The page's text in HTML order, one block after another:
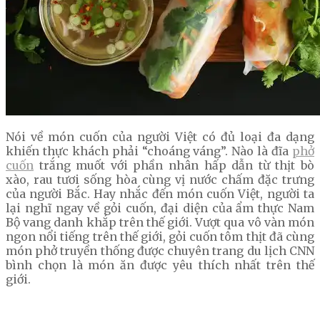
Nói về món cuốn của người Việt có đủ loại đa dạng
khiến thực khách phải “choáng váng”. Nào là đĩa phở
cuốn trắng muốt với phần nhân hấp dẫn từ thịt bò
xào, rau tươi sống hòa cùng vị nước chấm đặc trưng
của người Bắc. Hay nhắc đến món cuốn Việt, người ta
lại nghĩ ngay về gỏi cuốn, đại diện của ẩm thực Nam
Bộ vang danh khắp trên thế giới. Vượt qua vô vàn món
ngon nổi tiếng trên thế giới, gỏi cuốn tôm thịt đã cùng
món phở truyền thống được chuyên trang du lịch CNN
bình chọn là món ăn được yêu thích nhất trên thế
giới.